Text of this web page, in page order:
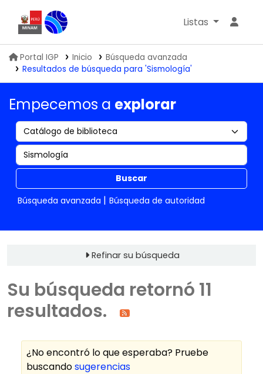
Biblioteca IGP
Listas
Portal IGP Inicio
Búsqueda avanzada
Resultados de búsqueda para 'Sismología'
Empecemos a explorar
Buscar
Búsqueda avanzada
Búsqueda de autoridad
Refinar su búsqueda
Su búsqueda retornó 11
resultados.
¿No encontró lo que esperaba? Pruebe
buscandosugerencias